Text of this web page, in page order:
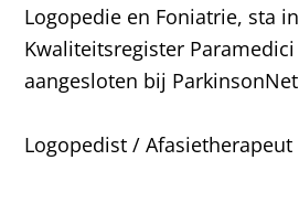
Logopedie en Foniatrie, sta
Kwaliteitsregister
aangesloten bij
Logopedist / Afasietherapeut